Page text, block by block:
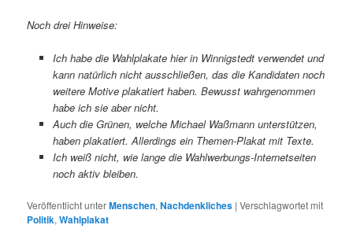
Noch drei Hinweise:
Ich habe die Wahlplakate hier in Winnigstedt verwendet und
kann natürlich nicht ausschließen, das die Kandidaten noch
weitere Motive plakatiert haben. Bewusst wahrgenommen
habe ich sie aber nicht.
Auch die Grünen, welche Michael Waßmann unterstützen,
haben plakatiert. Allerdings ein Themen-Plakat mit Texte.
Ich weiß nicht, wie lange die Wahlwerbungs-Internetseiten
noch aktiv bleiben.
Veröffentlicht unterMenschen,Nachdenkliches |Verschlagwortet mit
Politik,Wahlplakat